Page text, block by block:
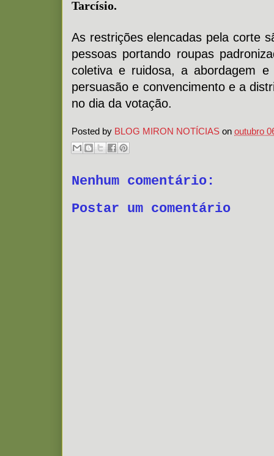
Tarcísio.
As restrições elencadas pela corte
pessoas portando roupas
coletiva e ruidosa, a abordagem
persuasão e convencimento e a
no dia da votação.
Posted by BLOG MIRON NOTÍCIAS on outubro
Nenhum comentário:
Postar um comentário